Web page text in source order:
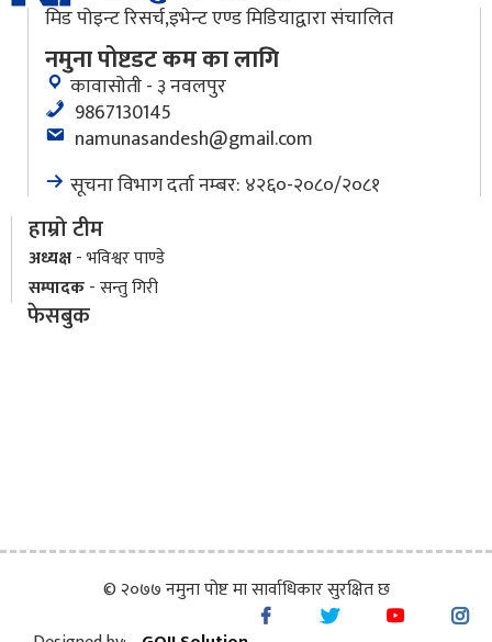
मिड पोइन्ट रिसर्च,इभेन्ट एण्ड मिडियाद्वारा संचालित
नमुना पोष्टडट कम का लागि
कावासोती - ३ नवलपुर
9867130145
namunasandesh@gmail.com
सूचना विभाग दर्ता नम्बर: ४२६०-२०८०/२०८१
हाम्रो टीम
अध्यक्ष- भविश्वर पाण्डे
सम्पादक- सन्तु गिरी
फेसबुक
© २०७७ नमुना पोष्ट मा सार्वाधिकार सुरक्षित छ